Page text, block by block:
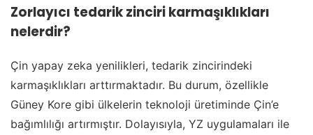
Zorlayıcı tedarik zinciri karmaşıklıkları
nelerdir?
Çin yapay zeka yenilikleri, tedarik zincirindeki
karmaşıklıkları arttırmaktadır. Bu durum, özellikle
Güney Kore gibi ülkelerin teknoloji üretiminde Çin’e
bağımlılığı artırmıştır. Dolayısıyla, YZ uygulamaları ile